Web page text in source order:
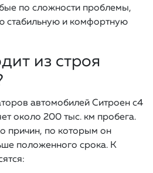
по сложности проблемы,
стабильную и комфортную
из строя
автомобилей Ситроен c4
около 200 тыс. км пробега.
причин, по которым он
положенного срока. К